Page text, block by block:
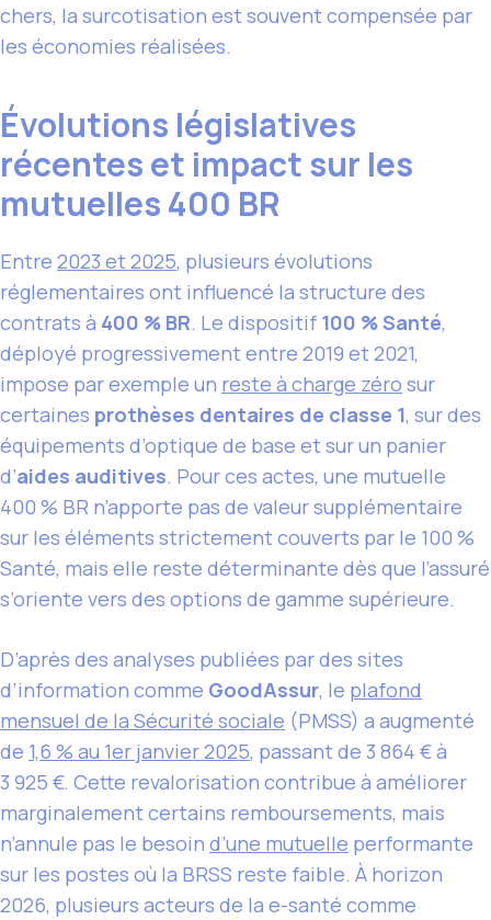
chers, la surcotisation est souvent compensée par
les économies réalisées.
Évolutions législatives
récentes et impact sur les
mutuelles 400 BR
Entre 2023 et 2025, plusieurs évolutions
réglementaires ont influencé la structure des
contrats à 400 % BR. Le dispositif 100 % Santé,
déployé progressivement entre 2019 et 2021,
impose par exemple un reste à charge zéro sur
certaines prothèses dentaires de classe 1, sur des
équipements d’optique de base et sur un panier
d’aides auditives. Pour ces actes, une mutuelle
400 % BR n’apporte pas de valeur supplémentaire
sur les éléments strictement couverts par le 100 %
Santé, mais elle reste déterminante dès que l’assuré
s’oriente vers des options de gamme supérieure.
D’après des analyses publiées par des sites
d’information comme GoodAssur, le plafond
mensuel de la Sécurité sociale (PMSS) a augmenté
de 1,6 % au 1er janvier 2025, passant de 3 864 € à
3 925 €. Cette revalorisation contribue à améliorer
marginalement certains remboursements, mais
n’annule pas le besoin d’une mutuelle performante
sur les postes où la BRSS reste faible. À horizon
2026, plusieurs acteurs de la e-santé comme